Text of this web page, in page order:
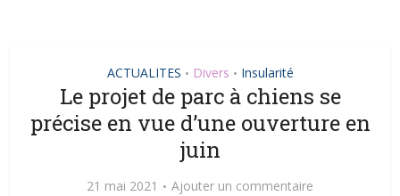
ACTUALITES • Divers • Insularité
Le projet de parc à chiens se
précise en vue d’une ouverture en
juin
21 mai 2021 Ajouter un commentaire